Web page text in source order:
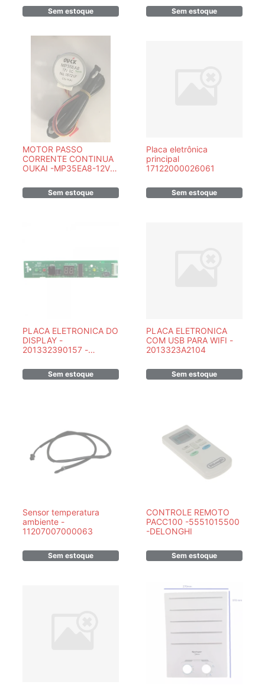
Sem estoque
/CARRIER - PEÇA
ORIGINAL-Sem estoque
MOTOR PASSO
CORRENTE CONTINUA
OUKAI -MP35EA8-12V-
Sem estoque
Placa eletrônica
principal
17122000026061
Sem estoque
PLACA ELETRONICA DO
DISPLAY -
201332390157 -
Sem estoque
PLACA ELETRONICA
COM USB PARA WIFI -
2013323A2104
Sem estoque
Sensor temperatura
ambiente -
11207007000063
Sem estoque
CONTROLE REMOTO
PACC100 -5551015500
-DELONGHI
Sem estoque